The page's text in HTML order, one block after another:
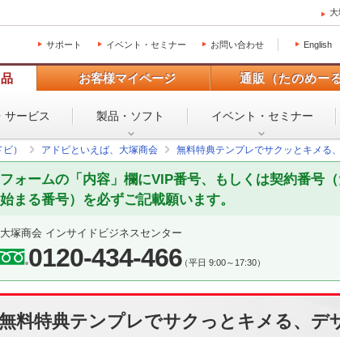
大
サポート イベント・セミナー お問い合わせ English
お客様マイページ 通販（たのめーる
サービス 製品・ソフト イベント・ セミナー
） アドビといえば、大塚商会 無料特典テンプレでサクッとキメる
フォームの「内容」欄にVIP番号、もしくは契約番号
始まる番号）を必ずご記載願います。
大塚商会 インサイドビジネスセンター
0120-434-466（平日 9:00～17:30）
料特典テンプレでサクっとキメる、デ